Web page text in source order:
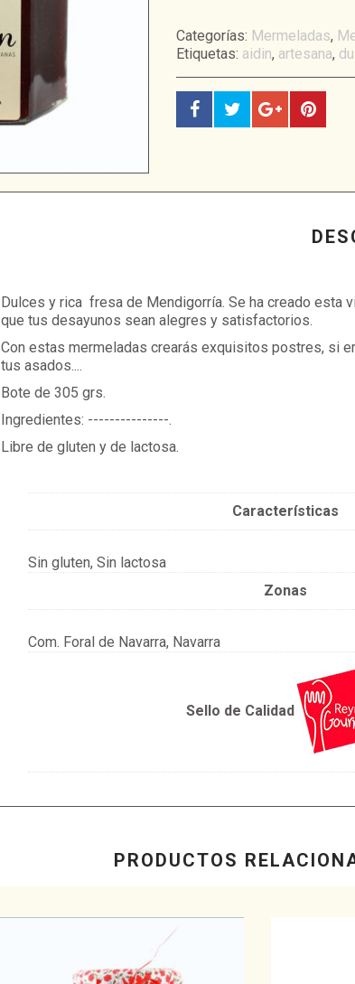
Categorías: Mermeladas,
Etiquetas: aidin, artesana,
Dulces y rica fresa de Mendigorría. Se ha creado esta
que tus desayunos sean alegres y satisfactorios.
Con estas mermeladas crearás exquisitos postres, si
tus asados....
Bote de 305 grs.
Ingredientes: ---------------.
Libre de gluten y de lactosa.
Características
Sin gluten, Sin lactosa
Zonas
Com. Foral de Navarra, Navarra
Sello de Calidad
PRODUCTOS